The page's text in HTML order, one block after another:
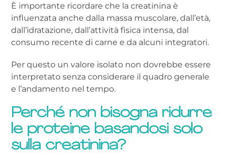
È importante ricordare che la creatinina è
influenzata anche dalla massa muscolare, dall’età,
dall’idratazione, dall’attività fisica intensa, dal
consumo recente di carne e da alcuni integratori.
Per questo un valore isolato non dovrebbe essere
interpretato senza considerare il quadro generale
e l’andamento nel tempo.
Perché non bisogna ridurre
le proteine basandosi solo
sulla creatinina?